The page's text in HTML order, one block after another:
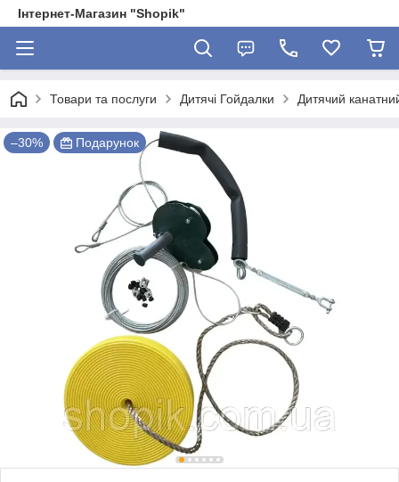
Інтернет-Магазин "Shopik"
Товари та послуги Дитячі Гойдалки Дитячий
–30% Подарунок